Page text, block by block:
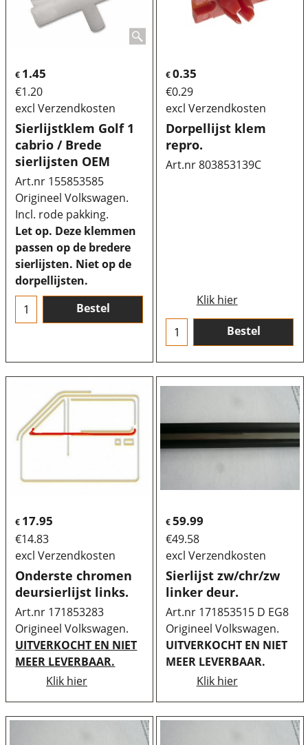
€ 1.45
€1.20
excl Verzendkosten
Sierlijstklem Golf 1
cabrio / Brede
sierlijsten OEM
Art.nr 155853585
Origineel Volkswagen.
Incl. rode pakking.
Let op. Deze klemmen
passen op de bredere
sierlijsten. Niet op de
dorpellijsten.
Bestel
€0.35
€0.29
excl Verzendkosten
Dorpellijst klem
repro.
Art.nr 803853139C
Klik hier
Bestel
€ 17.95
€14.83
excl Verzendkosten
Onderste chromen
deursierlijst links.
Art.nr 171853283
Origineel Volkswagen.
UITVERKOCHT EN NIET
MEER LEVERBAAR.
Klik hier
€59.99
€49.58
excl Verzendkosten
Sierlijst zw/chr/zw
linker deur.
Art.nr 171853515 D EG8
Origineel Volkswagen.
UITVERKOCHT EN NIET
MEER LEVERBAAR.
Klik hier